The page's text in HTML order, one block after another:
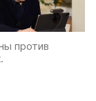
против